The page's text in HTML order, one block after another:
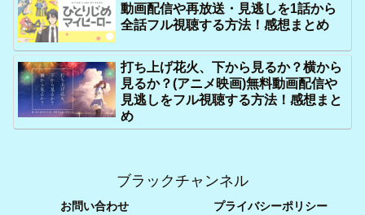
動画配信や再放送・見逃しを1話から
全話フル視聴する方法！感想まとめ
打ち上げ花火、下から見るか？横から
見るか？(アニメ映画)無料動画配信や
見逃しをフル視聴する方法！感想まと
め
ブラックチャンネル
お問い合わせ プライバシーポリシー